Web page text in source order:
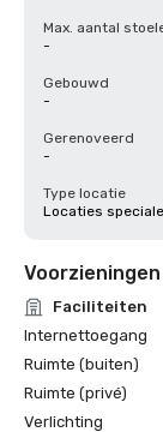
Max. aantal
-
Gebouwd
-
Gerenoveerd
-
Type locatie
Locaties
Voorzieningen
Faciliteiten
Internettoegang
Ruimte (buiten)
Ruimte (privé)
Verlichting